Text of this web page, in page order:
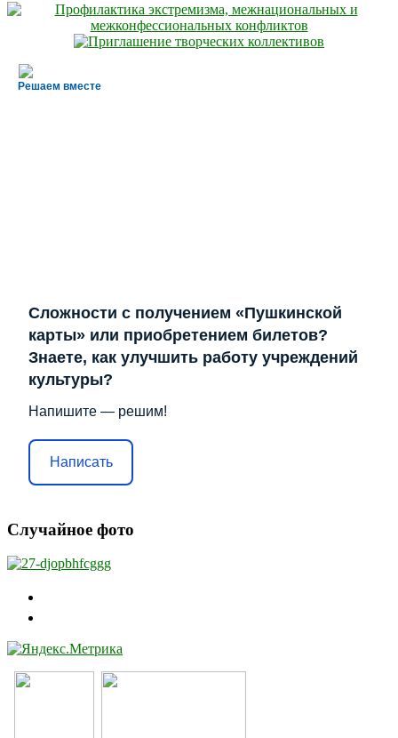
Решаем вместе
Сложности с получением «Пушкинской
карты» или приобретением билетов?
Знаете, как улучшить работу учреждений
культуры?
Напишите — решим!
Написать
Случайное фото